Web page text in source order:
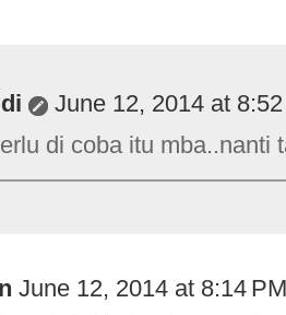
June 12, 2014 at
di coba itu mba..nanti
June 12, 2014 at 8:14 PM